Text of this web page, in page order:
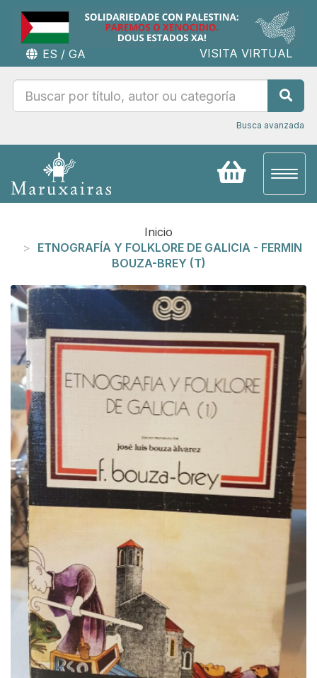
ES / GA VISITA VIRTUAL
Busca avanzada
Inicio
ETNOGRAFÍA Y FOLKLORE DE GALICIA - FERMIN
BOUZA-BREY (T)